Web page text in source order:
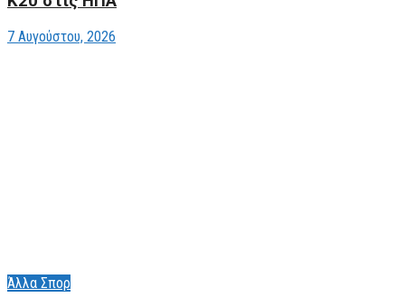
7 Αυγούστου, 2026
Άλλα Σπορ